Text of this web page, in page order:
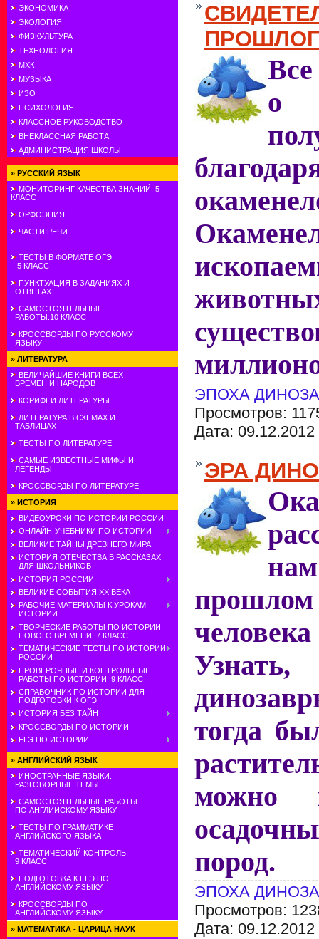
ЭКОНОМИКА
ЭКОЛОГИЯ
ФИЗКУЛЬТУРА
ТЕХНОЛОГИЯ
МХК
МУЗЫКА
ИЗО
ПСИХОЛОГИЯ
КЛАССНОЕ РУКОВОДСТВО
ВНЕКЛАССНАЯ РАБОТА
АДМИНИСТРАЦИЯ ШКОЛЫ
» РУССКИЙ ЯЗЫК
МОНИТОРИНГ КАЧЕСТВА ЗНАНИЙ. 5
КЛАСС
ОРФОЭПИЯ
ЧАСТИ РЕЧИ
ТЕСТЫ В ФОРМАТЕ ОГЭ.
5 КЛАСС
ПУНКТУАЦИЯ В ЗАДАНИЯХ И
ОТВЕТАХ
САМОСТОЯТЕЛЬНЫЕ
РАБОТЫ.10 КЛАСС
КРОССВОРДЫ ПО РУССКОМУ
ЯЗЫКУ
» ЛИТЕРАТУРА
ВЕЛИЧАЙШИЕ КНИГИ ВСЕХ
ВРЕМЕН И НАРОДОВ
КОРИФЕИ ЛИТЕРАТУРЫ
ЛИТЕРАТУРА В СХЕМАХ И
ТАБЛИЦАХ
ТЕСТЫ ПО ЛИТЕРАТУРЕ
САМЫЕ ИЗВЕСТНЫЕ МИФЫ И
ЛЕГЕНДЫ
КРОССВОРДЫ ПО ЛИТЕРАТУРЕ
» ИСТОРИЯ
ВИДЕОУРОКИ ПО ИСТОРИИ РОССИИ
ОНЛАЙН-УЧЕБНИКИ ПО ИСТОРИИ
ВЕЛИКИЕ ТАЙНЫ ДРЕВНЕГО МИРА
ИСТОРИЯ ОТЕЧЕСТВА В РАССКАЗАХ
ДЛЯ ШКОЛЬНИКОВ
ИСТОРИЯ РОССИИ
ВЕЛИКИЕ СОБЫТИЯ ХХ ВЕКА
РАБОЧИЕ МАТЕРИАЛЫ К УРОКАМ
ИСТОРИИ
ТВОРЧЕСКИЕ РАБОТЫ ПО ИСТОРИИ
НОВОГО ВРЕМЕНИ. 7 КЛАСС
ТЕМАТИЧЕСКИЕ ТЕСТЫ ПО ИСТОРИИ
РОССИИ
ПРОВЕРОЧНЫЕ И КОНТРОЛЬНЫЕ
РАБОТЫ ПО ИСТОРИИ. 9 КЛАСС
СПРАВОЧНИК ПО ИСТОРИИ ДЛЯ
ПОДГОТОВКИ К ОГЭ
ИСТОРИЯ БЕЗ ТАЙН
КРОССВОРДЫ ПО ИСТОРИИ
ЕГЭ ПО ИСТОРИИ
» АНГЛИЙСКИЙ ЯЗЫК
ИНОСТРАННЫЕ ЯЗЫКИ.
РАЗГОВОРНЫЕ ТЕМЫ
САМОСТОЯТЕЛЬНЫЕ РАБОТЫ
ПО АНГЛИЙСКОМУ ЯЗЫКУ
ТЕСТЫ ПО ГРАММАТИКЕ
АНГЛИЙСКОГО ЯЗЫКА
ТЕМАТИЧЕСКИЙ КОНТРОЛЬ.
9 КЛАСС
ПОДГОТОВКА К ЕГЭ ПО
АНГЛИЙСКОМУ ЯЗЫКУ
КРОССВОРДЫ ПО
АНГЛИЙСКОМУ ЯЗЫКУ
» МАТЕМАТИКА - ЦАРИЦА НАУК
о
ЭПОХА
Просмотров:
Дата: 09.12.2012
ЭРА
тогда
можно
пород.
ЭПОХА
Просмотров:
Дата: 09.12.2012